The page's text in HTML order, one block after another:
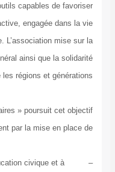
créer des outils capables
citoyenneté active, engagée
et politique. L’association
de l’intérêt général ainsi que
entre les régions et
et Solidaires » poursuit
d’accompagnement par la mise
à l’éducation civique